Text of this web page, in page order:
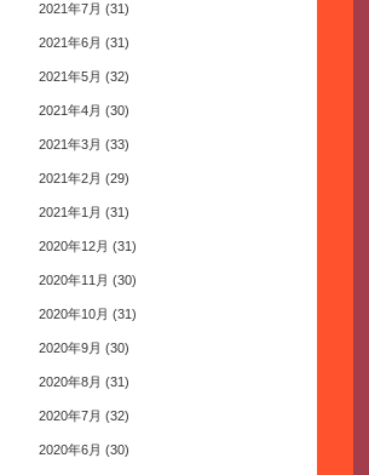
2021年7月 (31)
2021年6月 (31)
2021年5月 (32)
2021年4月 (30)
2021年3月 (33)
2021年2月 (29)
2021年1月 (31)
2020年12月 (31)
2020年11月 (30)
2020年10月 (31)
2020年9月 (30)
2020年8月 (31)
2020年7月 (32)
2020年6月 (30)